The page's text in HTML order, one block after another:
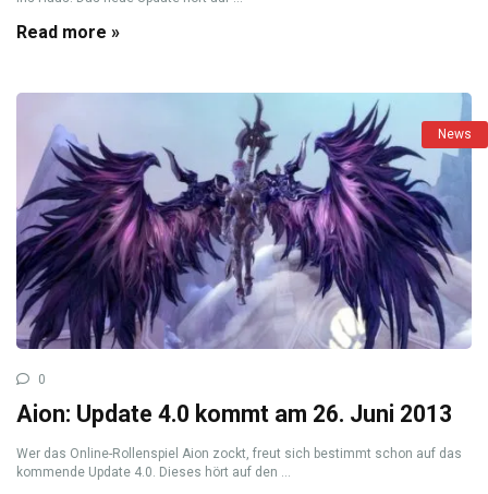
Read more »
News
0
Aion: Update 4.0 kommt am 26. Juni 2013
Wer das Online-Rollenspiel Aion zockt, freut sich bestimmt schon auf das
kommende Update 4.0. Dieses hört auf den ...